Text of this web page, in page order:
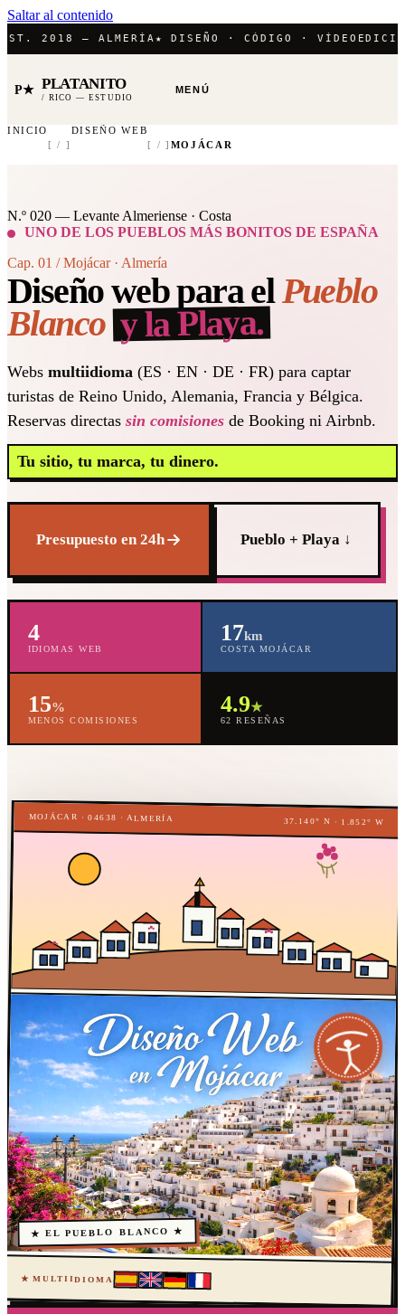
Saltar al contenido
2018 — ALMERÍA★ DISEÑO · CÓDIGO · VÍDEOEDICIÓN /
P★ PLATANITO
/ RICO — ESTUDIO
MENÚ
INICIO
[ / ]
DISEÑO WEB
[ / ] MOJÁCAR
N.º 020 — Levante Almeriense · Costa
UNO DE LOS PUEBLOS MÁS BONITOS DE ESPAÑA
Cap. 01 / Mojácar · Almería
Diseño web para elPueblo
Blanco y la Playa.
Webs multiidioma (ES · EN · DE · FR) para captar
turistas de Reino Unido, Alemania, Francia y Bélgica.
Reservas directas sin comisiones de Booking ni Airbnb.
Tu sitio, tu marca, tu dinero.
Presupuesto en 24h Pueblo + Playa ↓
4
IDIOMAS WEB
17km
COSTA MOJÁCAR
15%
MENOS COMISIONES
4.9★
62 RESEÑAS
MOJÁCAR · 04638 · ALMERÍA 37.140° N · 1.852° W
★ EL PUEBLO BLANCO ★
★ MULTIIDIOMA